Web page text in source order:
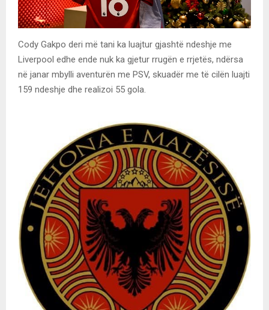
Cody Gakpo deri më tani ka luajtur gjashtë ndeshje me
Liverpool edhe ende nuk ka gjetur rrugën e rrjetës, ndërsa
në janar mbylli aventurën me PSV, skuadër me të cilën luajti
159 ndeshje dhe realizoi 55 gola.